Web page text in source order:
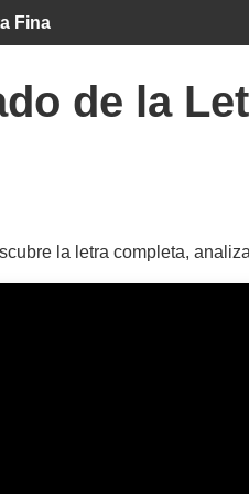
Fina
de la
la letra completa,